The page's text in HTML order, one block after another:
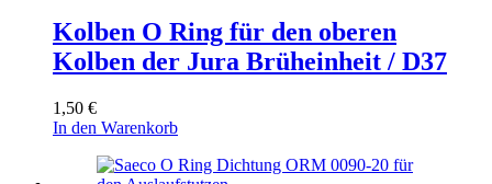
Kolben O Ring für den oberen
Kolben der Jura Brüheinheit / D37
1,50 €
In den Warenkorb